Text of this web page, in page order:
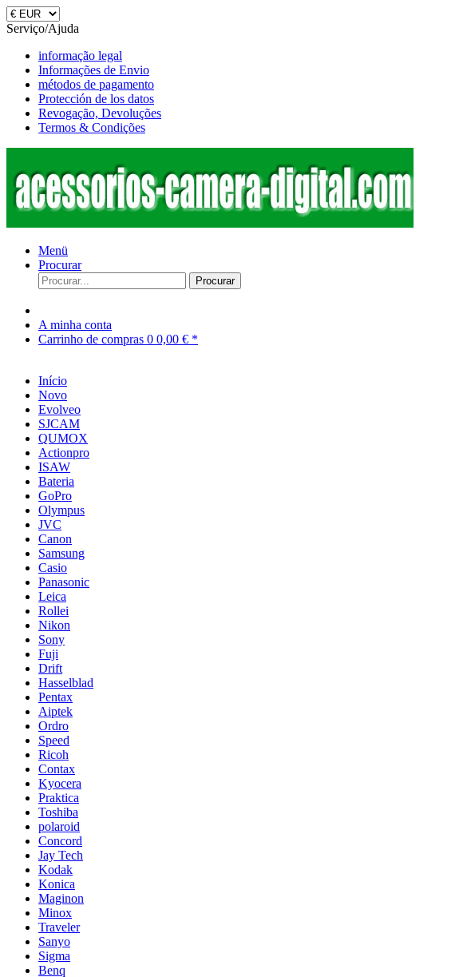
Serviço/Ajuda
informação legal
Informações de Envio
métodos de pagamento
Protección de los datos
Revogação, Devoluções
Termos & Condições
Menü
Procurar
Procurar
A minha conta
Carrinho de compras 0 0,00 € *
Início
Novo
Evolveo
SJCAM
QUMOX
Actionpro
ISAW
Bateria
GoPro
Olympus
JVC
Canon
Samsung
Casio
Panasonic
Leica
Rollei
Nikon
Sony
Fuji
Drift
Hasselblad
Pentax
Aiptek
Ordro
Speed
Ricoh
Contax
Kyocera
Praktica
Toshiba
polaroid
Concord
Jay Tech
Kodak
Konica
Maginon
Minox
Traveler
Sanyo
Sigma
Benq